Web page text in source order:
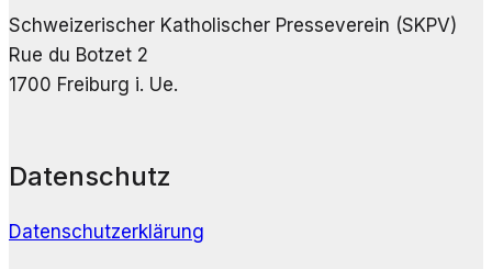
Schweizerischer Katholischer Presseverein (SKPV)
Rue du Botzet 2
1700 Freiburg i. Ue.
Datenschutz
Datenschutzerklärung